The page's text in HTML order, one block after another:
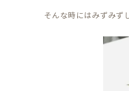
そんな時にはみずみず